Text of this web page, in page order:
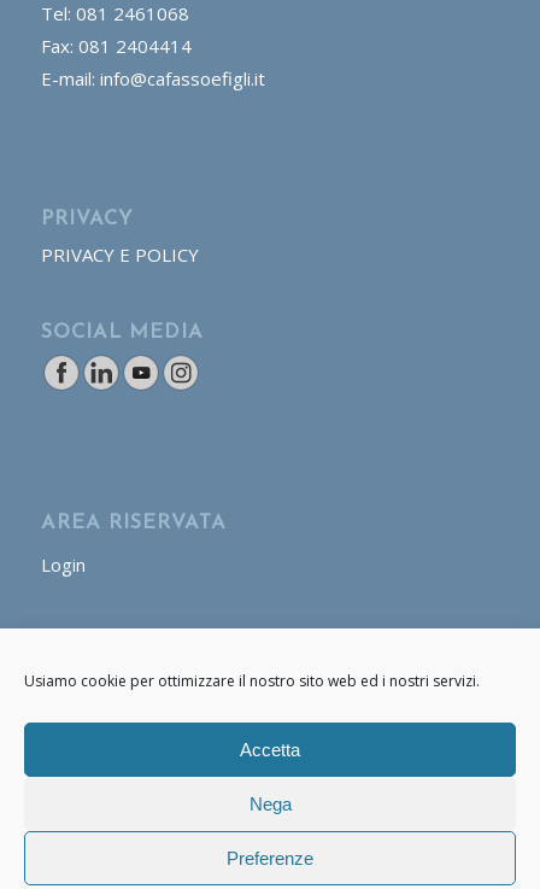
Usiamo cookie per ottimizzare il nostro sito web ed i nostri servizi.
Accetta
Nega
Preferenze
Tel: 081 2461068
Fax: 081 2404414
E-mail: info@cafassoefigli.it
PRIVACY
PRIVACY E POLICY
SOCIAL MEDIA
AREA RISERVATA
Login
© Copyright - Cafasso & Figli 2020 - 2021 P.IVA: 07661170634 -